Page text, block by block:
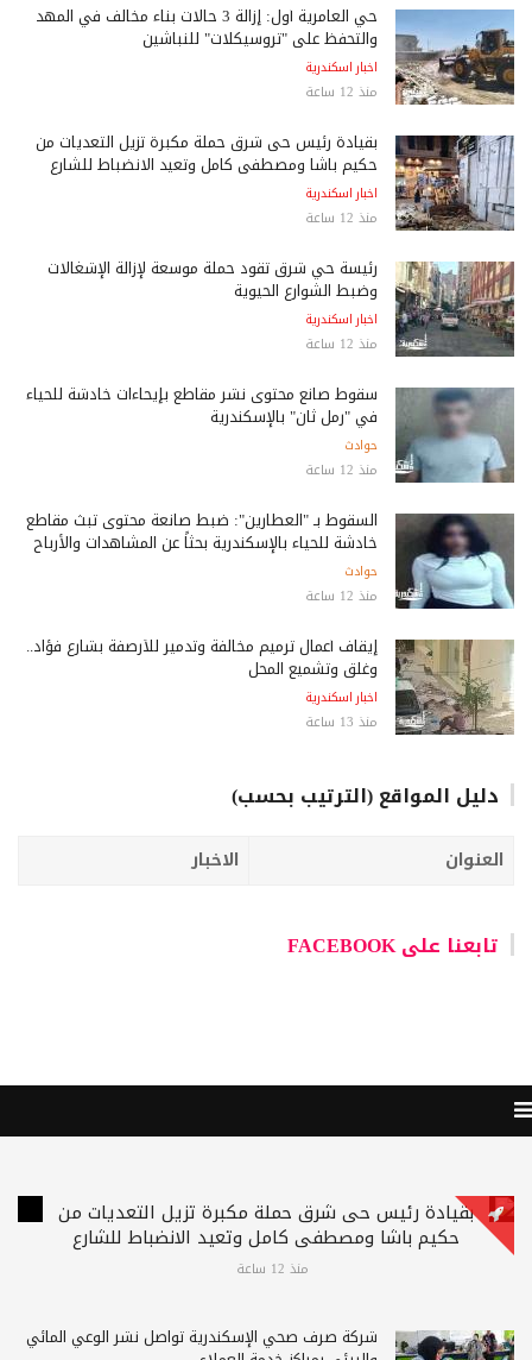
حي العامرية أول: إزالة 3 حالات بناء مخالف في المهد
والتحفظ على "تروسيكلات" للنباشين
اخبار اسكندرية
منذ 12 ساعة
بقيادة رئيس حى شرق حملة مكبرة تزيل التعديات من
حكيم باشا ومصطفى كامل وتعيد الانضباط للشارع
اخبار اسكندرية
منذ 12 ساعة
رئيسة حي شرق تقود حملة موسعة لإزالة الإشغالات
وضبط الشوارع الحيوية
اخبار اسكندرية
منذ 12 ساعة
سقوط صانع محتوى نشر مقاطع بإيحاءات خادشة للحياء
في "رمل ثان" بالإسكندرية
حوادث
منذ 12 ساعة
السقوط بـ "العطارين": ضبط صانعة محتوى تبث مقاطع
خادشة للحياء بالإسكندرية بحثاً عن المشاهدات والأرباح
حوادث
منذ 12 ساعة
إيقاف أعمال ترميم مخالفة وتدمير للأرصفة بشارع فؤاد..
وغلق وتشميع المحل
اخبار اسكندرية
منذ 13 ساعة
دليل المواقع (الترتيب بحسب)
العنوان الاخبار
تابعنا على FACEBOOK
بقيادة رئيس حى شرق حملة مكبرة تزيل التعديات من
حكيم باشا ومصطفى كامل وتعيد الانضباط للشارع
منذ 12 ساعة
شركة صرف صحي الإسكندرية تواصل نشر الوعي المائي